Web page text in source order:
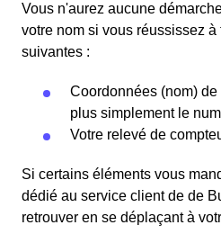
Vous n'aurez aucune
votre nom si vous réussissez
suivantes :
Coordonnées (nom)
plus simplement le
Votre relevé de
Si certains éléments vous
dédié au service client de de
retrouver en se déplaçant à